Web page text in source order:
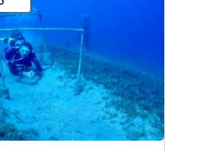
verbringst, Ägyptens
– Circle Divers
Tauch- und
für jeden Geschmack.